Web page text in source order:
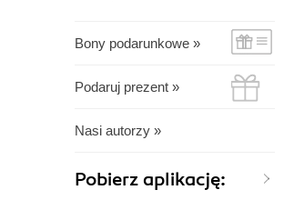
Bony podarunkowe »
Podaruj prezent »
Nasi autorzy »
Pobierz aplikację: